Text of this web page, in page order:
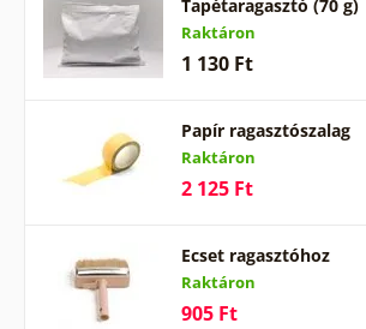
Tapétaragasztó (70 g)
Raktáron
1 130 Ft
Papír ragasztószalag
Raktáron
2 125 Ft
Ecset ragasztóhoz
Raktáron
905 Ft